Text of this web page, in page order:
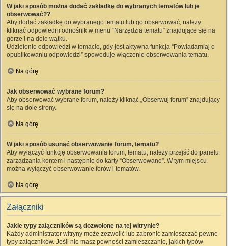
W jaki sposób można dodać zakładkę do wybranych tematów lub je
obserwować??
Aby dodać zakładkę do wybranego tematu lub go obserwować, należy
kliknąć odpowiedni odnośnik w menu “Narzędzia tematu” znajdujące się na
górze i na dole wątku.
Udzielenie odpowiedzi w temacie, gdy jest aktywna funkcja “Powiadamiaj o
opublikowaniu odpowiedzi” spowoduje włączenie obserwowania tematu.
Na górę
Jak obserwować wybrane forum?
Aby obserwować wybrane forum, należy kliknąć „Obserwuj forum” znajdujący
się na dole strony.
Na górę
W jaki sposób usunąć obserwowanie forum, tematu?
Aby wyłączyć funkcję obserwowania forum, tematu, należy przejść do panelu
zarządzania kontem i następnie do karty “Obserwowane”. W tym miejscu
można wyłączyć obserwowanie forów i tematów.
Na górę
Załączniki
Jakie typy załączników są dozwolone na tej witrynie?
Każdy administrator witryny może zezwolić lub zabronić zamieszczać pewne
typy załączników. Jeśli nie masz pewności zamieszczanie, jakich typów